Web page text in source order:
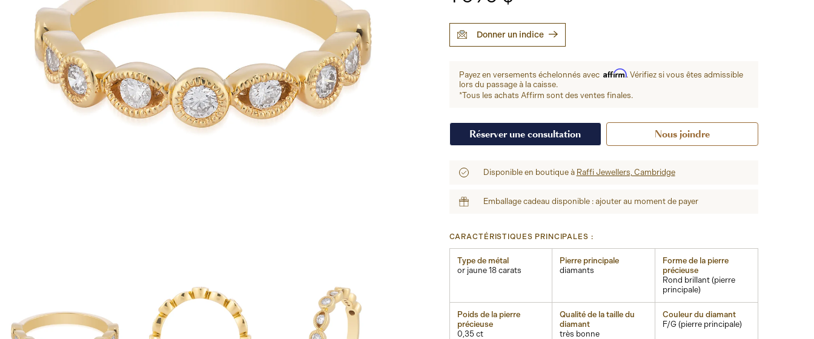
Donner un indice
Payez en versements échelonnés avec Affirm. Vérifiez si vous êtes admissible
lors du passage à la caisse.
*Tous les achats Affirm sont des ventes finales.
Réserver une consultation Nous joindre
Disponible en boutique à Raffi Jewellers, Cambridge
Emballage cadeau disponible : ajouter au moment de payer
CARACTÉRISTIQUES PRINCIPALES :
Type de métal
or jaune 18 carats
Pierre principale
diamants
Forme de la pierre
précieuse
Rond brillant (pierre
principale)
Poids de la pierre
précieuse
0,35 ct
Qualité de la taille du
diamant
très bonne
Couleur du diamant
F/G (pierre principale)